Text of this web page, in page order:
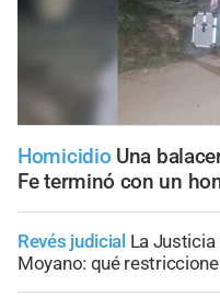
Homicidio Una
Fe terminó con un
Revés judicial La Justicia
Moyano: qué